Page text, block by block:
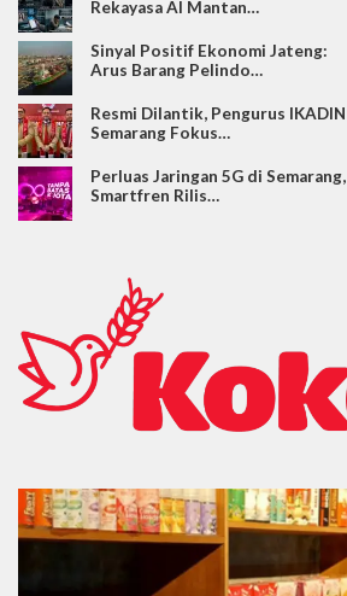
Rekayasa AI Mantan…
Sinyal Positif Ekonomi Jateng:
Arus Barang Pelindo…
Resmi Dilantik, Pengurus IKADIN
Semarang Fokus…
Perluas Jaringan 5G di Semarang,
Smartfren Rilis…